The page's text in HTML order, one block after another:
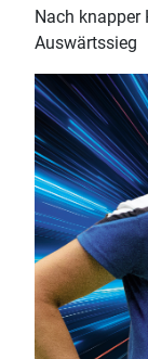
Nach knapper
Auswärtssieg